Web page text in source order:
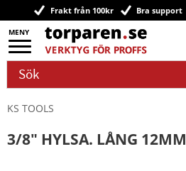
Meny
Frakt från 100kr Bra support
KS TOOLS
3/8" HYLSA. LÅNG 12MM